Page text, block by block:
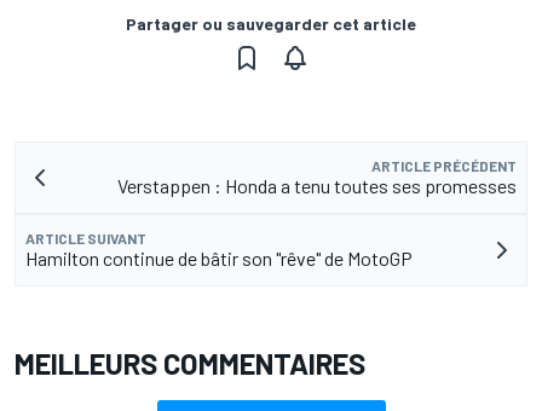
Partager ou sauvegarder cet article
ARTICLE PRÉCÉDENT
Verstappen : Honda a tenu toutes ses promesses
ARTICLE SUIVANT
Hamilton continue de bâtir son "rêve" de MotoGP
MEILLEURS COMMENTAIRES